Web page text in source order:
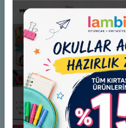
2. SINIF EĞİTİM SERİSİ
Benzer Ürünler